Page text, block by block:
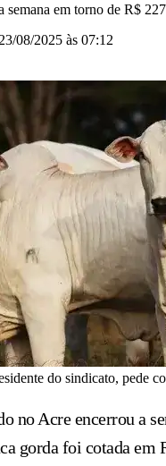
semana em torno de R$
23/08/2025 às 07:12
do sindicato, pede
no Acre encerrou a
gorda foi cotada em